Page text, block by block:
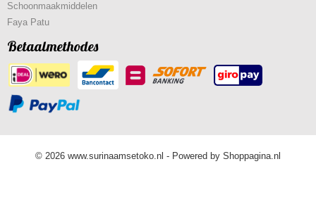
Schoonmaakmiddelen
Faya Patu
Betaalmethodes
© 2026 www.surinaamsetoko.nl - Powered by Shoppagina.nl